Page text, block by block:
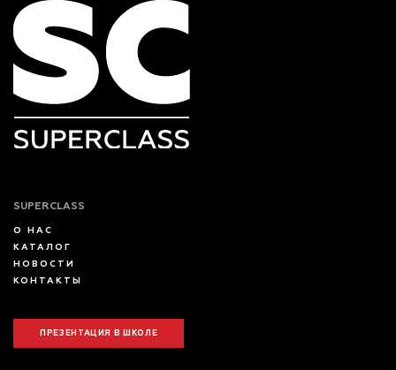
SUPERCLASS
О НАС
КАТАЛОГ
НОВОСТИ
КОНТАКТЫ
ПРЕЗЕНТАЦИЯ В ШКОЛЕ